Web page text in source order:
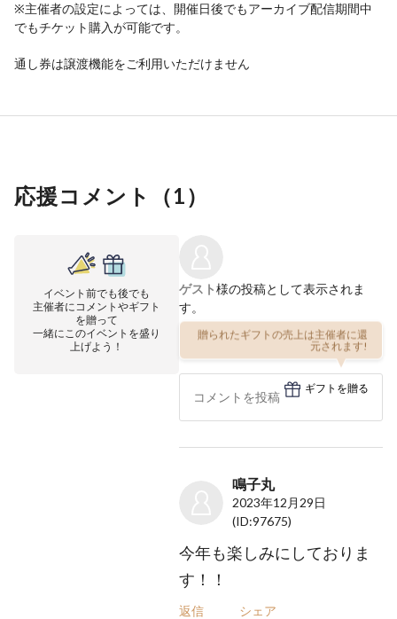
※主催者の設定によっては、開催日後でもアーカイブ配信期間中
でもチケット購入が可能です。
通し券は譲渡機能をご利用いただけません
応援コメント（1）
イベント前でも後でも
主催者にコメントやギフト
を贈って
一緒にこのイベントを盛り
上げよう！
ゲスト様の投稿として表示されま
す。
贈られたギフトの売上は主催者に還
元されます!
ギフトを贈る
鳴子丸
2023年12月29日
(ID:97675)
今年も楽しみにしておりま
す！！
返信 シェア